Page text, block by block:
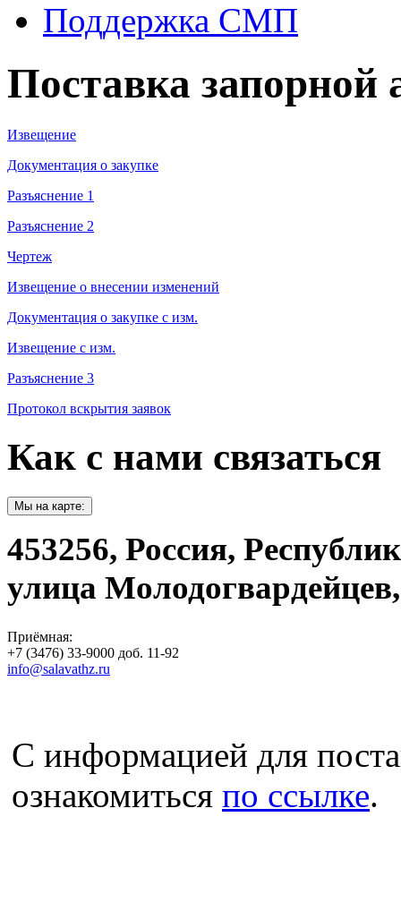
Поддержка СМП
Поставка запорной
Извещение
Документация о закупке
Разъяснение 1
Разъяснение 2
Чертеж
Извещение о внесении изменений
Документация о закупке с изм.
Извещение с изм.
Разъяснение 3
Протокол вскрытия заявок
Как с нами связаться
Мы на карте:
453256, Россия,
улица
Приёмная:
+7 (3476) 33-9000 доб. 11-92
info@salavathz.ru
С информацией для
ознакомиться по ссылке.